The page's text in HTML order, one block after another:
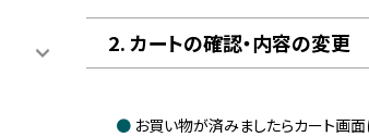
2. カートの確認・内容の変更
お買い物が済みましたらカート画面